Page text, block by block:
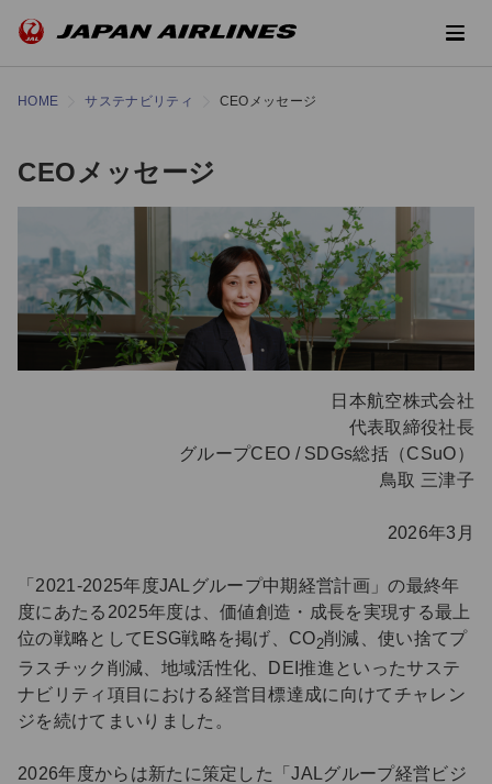
HOME サステナビリティ CEOメッセージ
CEOメッセージ
日本航空株式会社
代表取締役社長
グループCEO / SDGs総括（CSuO）
鳥取 三津子
2026年3月
「2021-2025年度JALグループ中期経営計画」の最終年
度にあたる2025年度は、価値創造・成長を実現する最上
位の戦略としてESG戦略を掲げ、CO2削減、使い捨てプ
ラスチック削減、地域活性化、DEI推進といったサステ
ナビリティ項目における経営目標達成に向けてチャレン
ジを続けてまいりました。
2026年度からは新たに策定した「JALグループ経営ビジ